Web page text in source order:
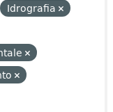
Idrografia